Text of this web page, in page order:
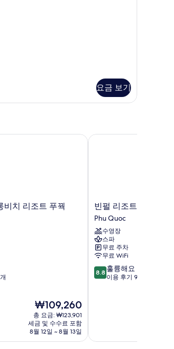
요금 보기
비치 리조트 푸꿕
현
재
요
금
₩109,260
₩109,260
총 요금: ₩123,901
세금 및 수수료 포함
8월 12일 ~ 8월 13일
치 리조트 푸꿕
빈
펄
리
조
트
&
스
파
푸
빈펄 리조트 & 스파
Phu Quoc
수영장
스파
무료 주차
무료 WiFi
10
점
륭
8.8 훌륭해요
이용 후기 994개
빈펄 리조트 & 스파 푸